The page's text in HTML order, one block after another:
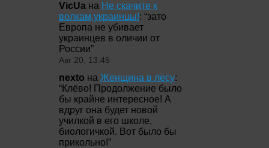
VicUa на Не скачите к
волкам,украинцы!: “зато
Европа не убивает
украинцев в оличии от
России”
Авг 20, 13:45
nexto на Женщина в лесу:
“Клёво! Продолжение было
бы крайне интересное! А
вдруг она будет новой
училкой в его школе,
биологичкой. Вот было бы
прикольно!”